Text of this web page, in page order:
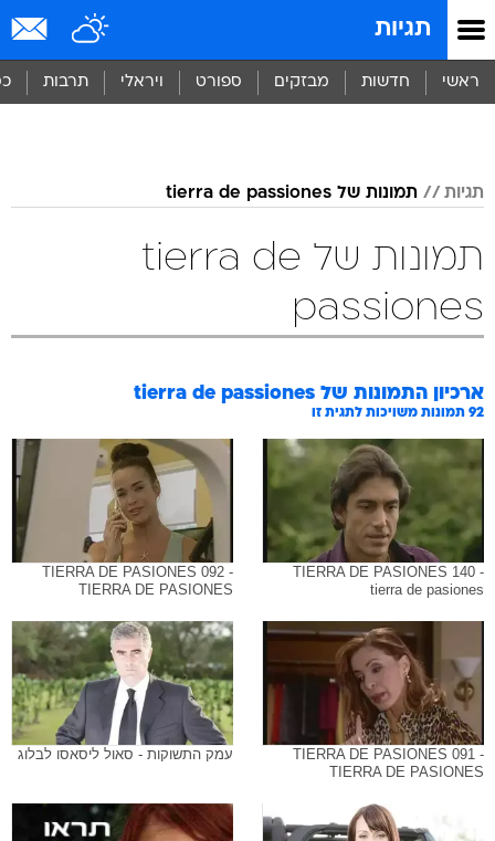
תגיות
ראשי חדשות מבזקים ספורט ויראלי תרבות
תגיות תמונות של tierra de passiones
תמונות של tierra de
passiones
ארכיון התמונות של tierra de passiones
92 תמונות משויכות לתגית זו
TIERRA DE PASIONES 140 -
tierra de pasiones
TIERRA DE PASIONES 092 -
TIERRA DE PASIONES
TIERRA DE PASIONES 091 -
TIERRA DE PASIONES
עמק התשוקות - סאול ליסאסו לבלוג